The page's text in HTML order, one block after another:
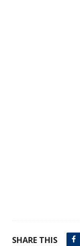
SHARE THIS